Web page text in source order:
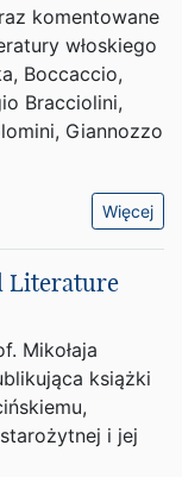
komentowane
włoskiego
Boccaccio,
Bracciolini,
Giannozzo
Więcej
Literature
Mikołaja
książki
i jej